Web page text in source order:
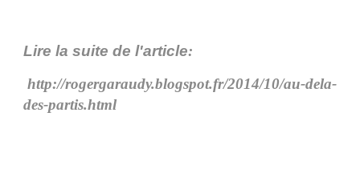
Lire la suite de l'article:
http://rogergaraudy.blogspot.fr/2014/10/au-dela-
des-partis.html